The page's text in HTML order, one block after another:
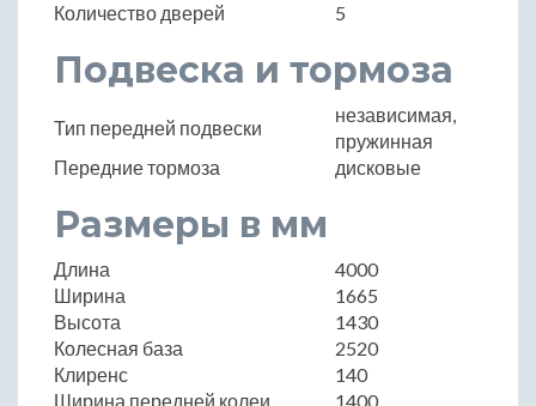
Количество дверей
5
Подвеска и тормоза
Тип передней подвески
независимая,
пружинная
Передние тормоза
дисковые
Размеры в мм
Длина
4000
Ширина
1665
Высота
1430
Колесная база
2520
Клиренс
140
Ширина передней колеи
1400